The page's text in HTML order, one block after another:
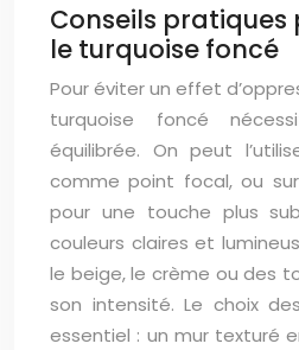
Conseils
le turquoise foncé
Pour éviter un effet
turquoise foncé
équilibrée. On peut
comme point focal, ou
pour une touche plus
couleurs claires et
le beige, le crème ou des
son intensité. Le choix
essentiel : un mur texturé